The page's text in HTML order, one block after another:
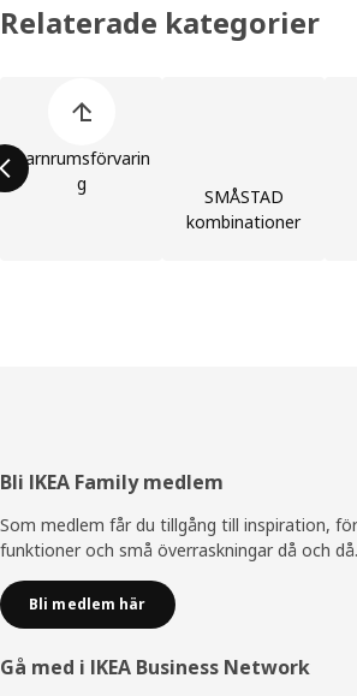
Relaterade kategorier
Barnrumsförvarin
g
SMÅSTAD
kombinationer
Sidfot
Bli IKEA Family medlem
Som medlem får du tillgång till inspiration,
funktioner och små överraskningar då och då.
Bli medlem här
Gå med i IKEA Business Network